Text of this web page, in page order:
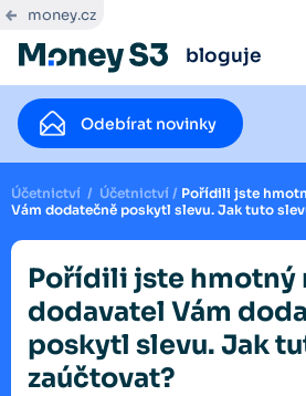
money.cz
bloguje
Odebírat novinky
Účetnictví / Účetnictví / Pořídili jste
Vám dodatečně poskytl slevu. Jak tuto
Pořídili jste hmotný
dodavatel Vám
poskytl slevu. Jak
zaúčtovat?